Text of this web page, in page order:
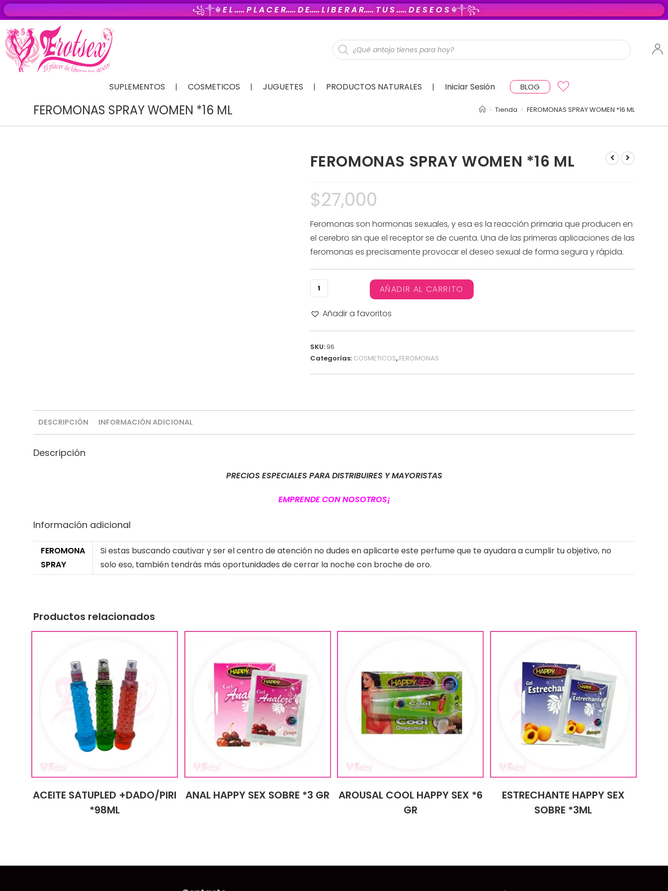
꧁༒☬E L ..... P L A C E R..... D E..... L I B E R A R..... T U S ..... D E S E O S☬༒꧂
SUPLEMENTOS COSMETICOS JUGUETES PRODUCTOS NATURALES Iniciar Sesión BLOG
FEROMONAS SPRAY WOMEN *16 ML > Tienda > FEROMONAS SPRAY WOMEN *16 ML
FEROMONAS SPRAY WOMEN *16 ML
$27,000
Feromonas son hormonas sexuales, y esa es la reacción primaria que producen en
el cerebro sin que el receptor se de cuenta. Una de las primeras aplicaciones de las
feromonas es precisamente provocar el deseo sexual de forma segura y rápida.
AÑADIR AL CARRITO
Añadir a favoritos
SKU:96
Categorías: COSMETICOS, FEROMONAS
DESCRIPCIÓN INFORMACIÓN ADICIONAL
Descripción
PRECIOS ESPECIALES PARA DISTRIBUIRES Y MAYORISTAS
EMPRENDE CON NOSOTROS¡
Información adicional
FEROMONA
SPRAY
Si estas buscando cautivar y ser el centro de atención no dudes en aplicarte este perfume que te ayudara a cumplir tu objetivo, no
solo eso, también tendrás más oportunidades de cerrar la noche con broche de oro.
Productos relacionados
ACEITE SATUPLED +DADO/PIRI
*98ML
ANAL HAPPY SEX SOBRE *3 GR
AROUSAL COOL HAPPY SEX *6
GR
ESTRECHANTE HAPPY SEX
SOBRE *3ML